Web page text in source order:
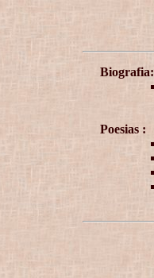
Biografia:
Poesias :